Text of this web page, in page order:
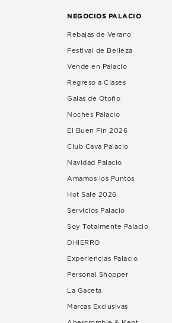
NEGOCIOS PALACIO
Rebajas de Verano
Festival de Belleza
Vende en Palacio
Regreso a Clases
Galas de Otoño
Noches Palacio
El Buen Fin 2026
Club Cava Palacio
Navidad Palacio
Amamos los Puntos
Hot Sale 2026
Servicios Palacio
Soy Totalmente Palacio
DHIERRO
Experiencias Palacio
Personal Shopper
La Gaceta
Marcas Exclusivas